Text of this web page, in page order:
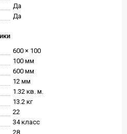
Да
Да
600 × 100
100 мм
600 мм
12 мм
1.32 кв. м.
13.2 кг
22
34 класс
28